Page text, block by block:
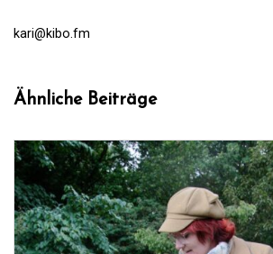
kari@kibo.fm
Ähnliche Beiträge